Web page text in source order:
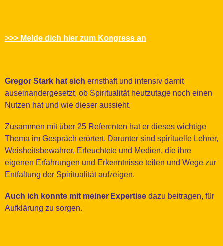
>>> Melde dich hier zum Kongress an
Gregor Stark hat sich ernsthaft und intensiv damit
auseinandergesetzt, ob Spiritualität heutzutage noch einen
Nutzen hat und wie dieser aussieht.
Zusammen mit über 25 Referenten hat er dieses wichtige
Thema im Gespräch erörtert. Darunter sind spirituelle Lehrer,
Weisheitsbewahrer, Erleuchtete und Medien, die ihre
eigenen Erfahrungen und Erkenntnisse teilen und Wege zur
Entfaltung der Spiritualität aufzeigen.
Auch ich konnte mit meiner Expertise dazu beitragen, für
Aufklärung zu sorgen.